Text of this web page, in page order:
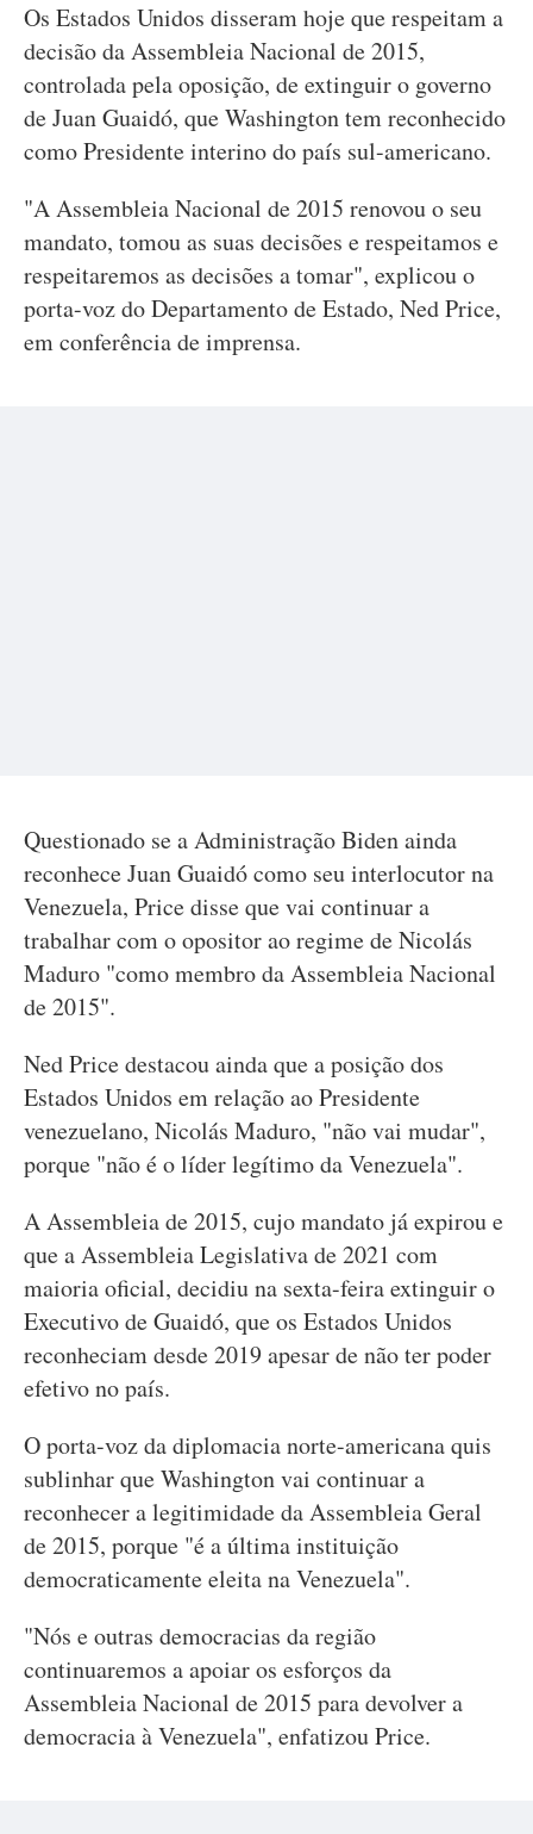
Os Estados Unidos disseram hoje que respeitam a
decisão da Assembleia Nacional de 2015,
controlada pela oposição, de extinguir o governo
de Juan Guaidó, que Washington tem reconhecido
como Presidente interino do país sul-americano.
"A Assembleia Nacional de 2015 renovou o seu
mandato, tomou as suas decisões e respeitamos e
respeitaremos as decisões a tomar", explicou o
porta-voz do Departamento de Estado, Ned Price,
em conferência de imprensa.
Questionado se a Administração Biden ainda
reconhece Juan Guaidó como seu interlocutor na
Venezuela, Price disse que vai continuar a
trabalhar com o opositor ao regime de Nicolás
Maduro "como membro da Assembleia Nacional
de 2015".
Ned Price destacou ainda que a posição dos
Estados Unidos em relação ao Presidente
venezuelano, Nicolás Maduro, "não vai mudar",
porque "não é o líder legítimo da Venezuela".
A Assembleia de 2015, cujo mandato já expirou e
que a Assembleia Legislativa de 2021 com
maioria oficial, decidiu na sexta-feira extinguir o
Executivo de Guaidó, que os Estados Unidos
reconheciam desde 2019 apesar de não ter poder
efetivo no país.
O porta-voz da diplomacia norte-americana quis
sublinhar que Washington vai continuar a
reconhecer a legitimidade da Assembleia Geral
de 2015, porque "é a última instituição
democraticamente eleita na Venezuela".
"Nós e outras democracias da região
continuaremos a apoiar os esforços da
Assembleia Nacional de 2015 para devolver a
democracia à Venezuela", enfatizou Price.